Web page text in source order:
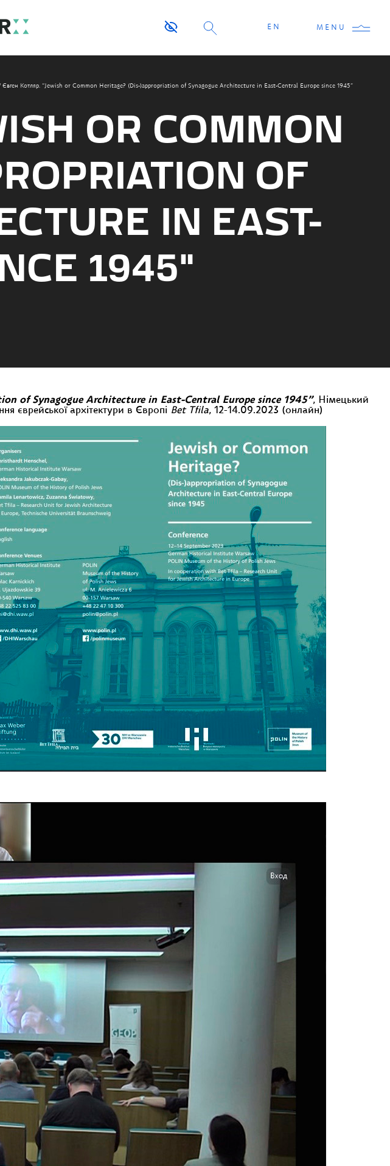
EN MENU
Євген Котляр. “Jewish or Common Heritage? (Dis-)appropriation of Synagogue Architecture in East-Central Europe since 1945”
OR COMMON
OF
IN EAST-
1945”
of Synagogue Architecture in East-Central Europe since 1945”, Німецький
єврейської архітектури в Європі Bet Tfila, 12-14.09.2023 (онлайн)